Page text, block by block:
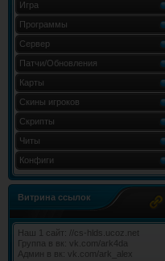
Игра
Программы
Сервер
Патчи/Обновления
Карты
Скины игроков
Скрипты
Читы
Конфиги
Витрина ссылок
Наш 1 сайт: //cs-hlds.ucoz.net
Группа в вк: vk.com/ark4da
Админ в вк: vk.com/ark_alex